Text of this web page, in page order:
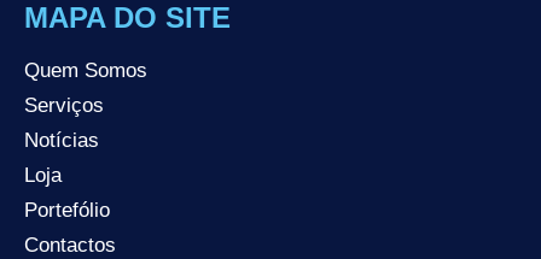
MAPA DO SITE
Quem Somos
Serviços
Notícias
Loja
Portefólio
Contactos